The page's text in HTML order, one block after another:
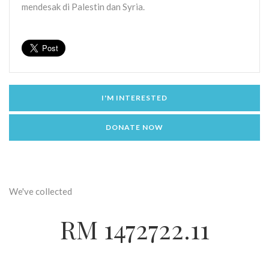
mendesak di Palestin dan Syria.
I'M INTERESTED
DONATE NOW
We've collected
RM 1472722.11